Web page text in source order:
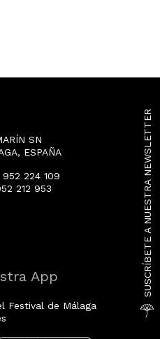
SUSCRÍBETE A NUESTRA NEWSLETTER
SN
ESPAÑA
224 109
212 953
App
Festival de Málaga